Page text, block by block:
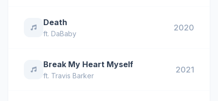
Death
ft. DaBaby
2020
Break My Heart Myself
ft. Travis Barker
2021